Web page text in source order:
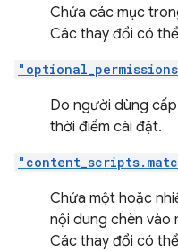
Chứa các mục
Các thay đổi có
Do người dùng
thời điểm cài đặt.
Chứa một hoặc
nội dung chèn vào
Các thay đổi có